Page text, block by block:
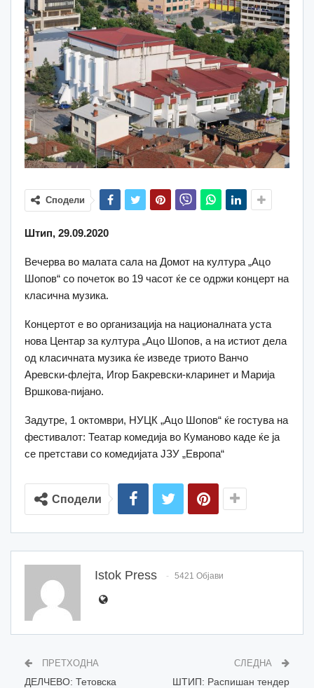
Сподели
Штип, 29.09.2020
Вечерва во малата сала на Домот на култура „Ацо
Шопов“ со почеток во 19 часот ќе се одржи концерт на
класична музика.
Концертот е во организација на националната уста
нова Центар за култура „Ацо Шопов, а на истиот дела
од класичната музика ќе изведе триото Ванчо
Аревски-флејта, Игор Бакревски-кларинет и Марија
Вршкова-пијано.
Задутре, 1 октомври, НУЦК „Ацо Шопов“ ќе гостува на
фестивалот: Театар комедија во Куманово каде ќе ја
се претстави со комедијата ЈЗУ „Европа“
Сподели
Istok Press 5421 Објави
ПРЕТХОДНА
ДЕЛЧЕВО: Тетовска
СЛЕДНА
ШТИП: Распишан тендер